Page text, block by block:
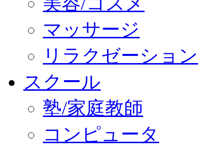
マッサージ
リラクゼーション
スクール
塾/家庭教師
コンピュータ